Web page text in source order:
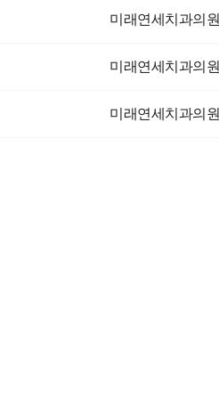
미래연세치과의원
미래연세치과의원
미래연세치과의원